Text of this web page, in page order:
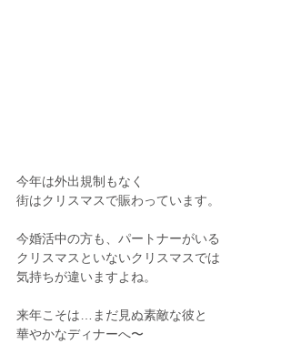
今年は外出規制もなく
街はクリスマスで賑わっています。
今婚活中の方も、パートナーがいる
クリスマスといないクリスマスでは
気持ちが違いますよね。
来年こそは…まだ見ぬ素敵な彼と
華やかなディナーへ〜